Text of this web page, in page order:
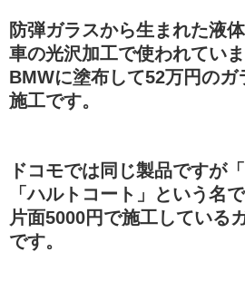
防弾ガラスから生まれた液体
車の光沢加工で使われていま
BMWに塗布して52万円のガ
施工です。
ドコモでは同じ製品ですが
「ハルトコート」という名で
片面5000円で施工している
です。